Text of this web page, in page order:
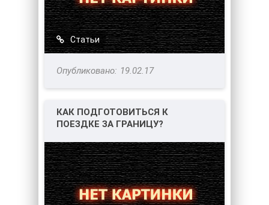
Статьи
19.02.17
КАК ПОДГОТОВИТЬСЯ К
ПОЕЗДКЕ ЗА ГРАНИЦУ?